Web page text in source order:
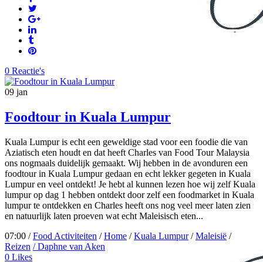
0 Reactie's
09 jan
Foodtour in Kuala Lumpur
Kuala Lumpur is echt een geweldige stad voor een foodie die van
Aziatisch eten houdt en dat heeft Charles van Food Tour Malaysia
ons nogmaals duidelijk gemaakt. Wij hebben in de avonduren een
foodtour in Kuala Lumpur gedaan en echt lekker gegeten in Kuala
Lumpur en veel ontdekt! Je hebt al kunnen lezen hoe wij zelf Kuala
lumpur op dag 1 hebben ontdekt door zelf een foodmarket in Kuala
lumpur te ontdekken en Charles heeft ons nog veel meer laten zien
en natuurlijk laten proeven wat echt Maleisisch eten...
07:00 /Food Activiteiten /Home /Kuala Lumpur/Maleisië /
Reizen / Daphne van Aken
0 Likes